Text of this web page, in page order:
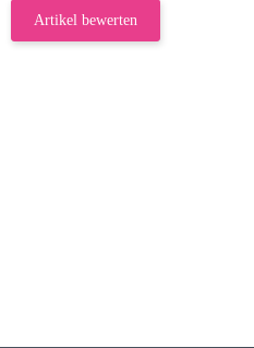
Artikel bewerten